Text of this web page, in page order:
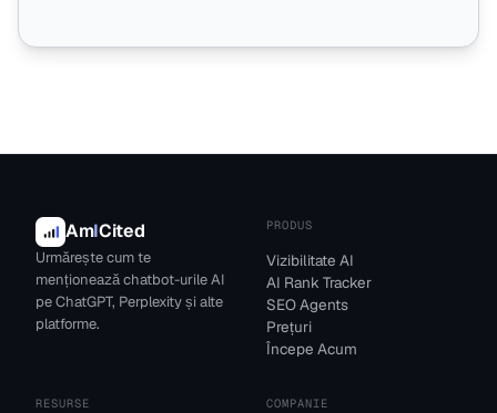
AmICited
Urmărește cum te
menționează chatbot-urile AI
pe ChatGPT, Perplexity și alte
platforme.
PRODUS
Vizibilitate AI
AI Rank Tracker
SEO Agents
Prețuri
Începe Acum
RESURSE COMPANIE